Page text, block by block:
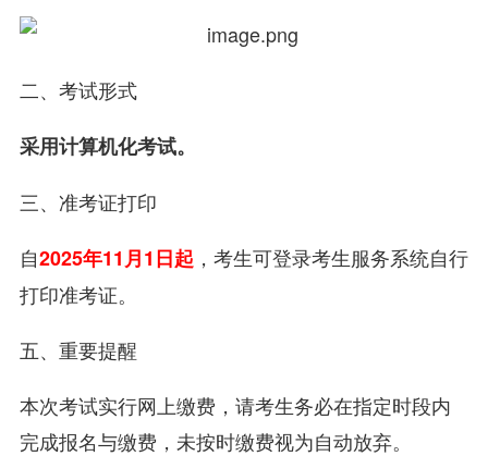
二、考试形式
采用计算机化考试。
三、准考证打印
自2025年11月1日起 ，考生可登录考生服务系统自行
打印准考证。
五、重要提醒
本次考试实行网上缴费，请考生务必在指定时段内
完成报名与缴费，未按时缴费视为自动放弃。